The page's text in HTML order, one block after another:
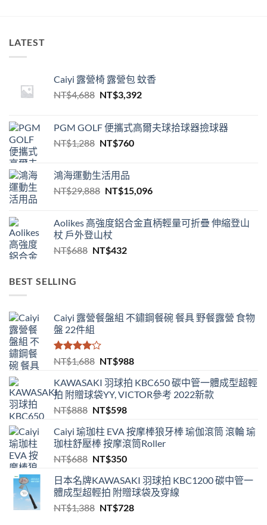
LATEST
Caiyi 露營椅 露營包 蚊香
NT$4,688 原
格：
NT$4,688。
NT$3,392目
格：
PGM GOLF 便攜式高爾夫球拾球器撿球器
NT$1,288 原
格：
NT$1,288。
NT$760目
NT$760。
鴻海運動生活用品
NT$29,888 原
格：
NT$29,888。
NT$15,096目
格：
Aolikes 高強度鋁合金直柄輕量可折疊 伸縮登山
杖 戶外登山杖
NT$688 原
NT$432目
BEST SELLING
Caiyi 露營餐盤組 不鏽鋼餐碗 餐具 野餐露營 食物
盤 22件組
評分
4.00
滿
分 5
NT$1,688 原
價
格：
NT$1,688。
NT$988目
價
格：
KAWASAKI 羽球拍 KBC650 碳中管一體成型超輕
拍 附贈球袋YY, VICTOR參考 2022新款
NT$888 原
價
格：
NT$888。
NT$598目
價
格：
NT$598。
Caiyi 瑜珈柱 EVA 按摩棒狼牙棒 瑜伽滾筒 滾輪 瑜
珈柱舒壓棒 按摩滾筒Roller
NT$688 原
價
格：
NT$688。
NT$350目
價
格：
NT$350。
日本名牌KAWASAKI 羽球拍 KBC1200 碳中管一
體成型超輕拍 附贈球袋及穿線
NT$1,388 原
NT$728目